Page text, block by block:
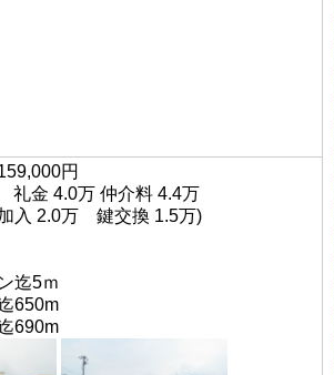
円
金 4.0万 仲介料 4.4万
2.0万 鍵交換 1.5万)
迄5ｍ
650m
690m